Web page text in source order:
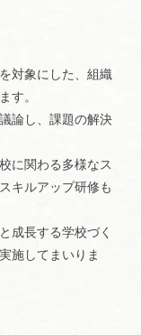
対象にした、組織
す。
論し、課題の解決
に関わる多様なス
キルアップ研修も
成長する学校づく
施してまいりま